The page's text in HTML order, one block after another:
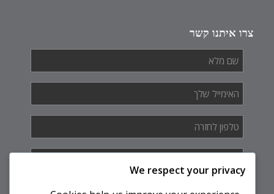
צרו איתנו קשר
שם
מלא *
האימייל
שלך *
טלפון
לחזרה *
איך
יכולים
We respect your privacy